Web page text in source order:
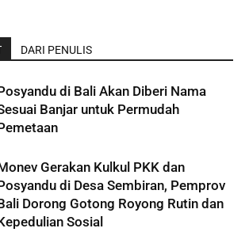
DARI PENULIS
di Bali Akan Diberi Nama
Banjar untuk Permudah
Gerakan Kulkul PKK dan
di Desa Sembiran, Pemprov
Dorong Gotong Royong Rutin dan
Sosial